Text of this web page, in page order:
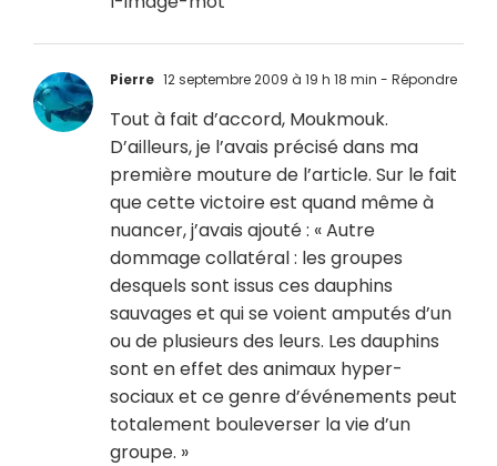
Pierre 12 septembre 2009 à 19 h 18 min - Répondre
Tout à fait d’accord, Moukmouk.
D’ailleurs, je l’avais précisé dans ma
première mouture de l’article. Sur le fait
que cette victoire est quand même à
nuancer, j’avais ajouté : « Autre
dommage collatéral : les groupes
desquels sont issus ces dauphins
sauvages et qui se voient amputés d’un
ou de plusieurs des leurs. Les dauphins
sont en effet des animaux hyper-
sociaux et ce genre d’événements peut
totalement bouleverser la vie d’un
groupe. »